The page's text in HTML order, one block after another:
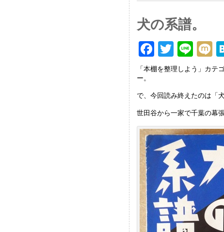
犬の系譜。
F
ac
oo
k
T
wi
er
Li
ne
「本棚を整理しよう」カテ
ー。
で、今回読み終えたのは「
世田谷から一家で千葉の幕